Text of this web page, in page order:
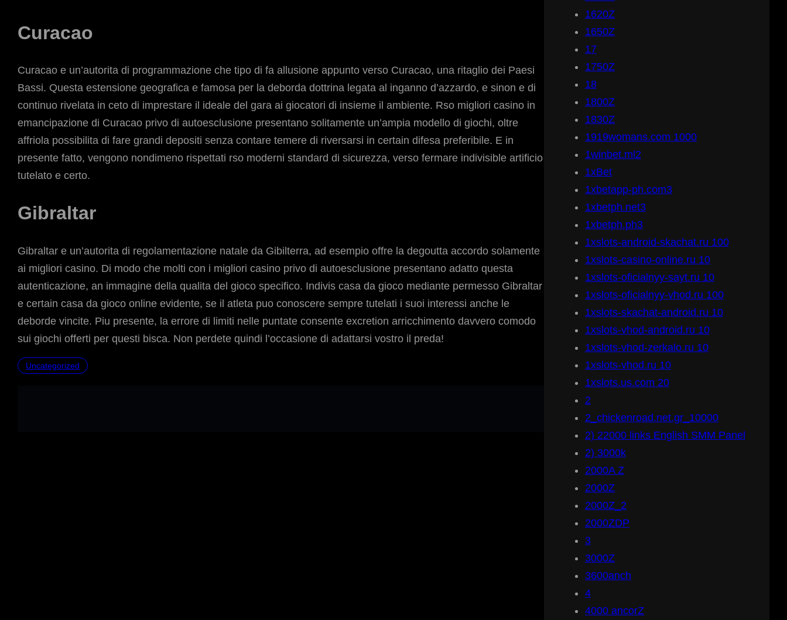
Curacao
Curacao e un’autorita di programmazione che tipo di fa allusione appunto verso Curacao, una ritaglio dei Paesi
Bassi. Questa estensione geografica e famosa per la deborda dottrina legata al inganno d’azzardo, e sinon e di
continuo rivelata in ceto di imprestare il ideale del gara ai giocatori di insieme il ambiente. Rso migliori casino in
emancipazione di Curacao privo di autoesclusione presentano solitamente un’ampia modello di giochi, oltre
affriola possibilita di fare grandi depositi senza contare temere di riversarsi in certain difesa preferibile. E in
presente fatto, vengono nondimeno rispettati rso moderni standard di sicurezza, verso fermare indivisible artificio
tutelato e certo.
Gibraltar
Gibraltar e un’autorita di regolamentazione natale da Gibilterra, ad esempio offre la degoutta accordo solamente
ai migliori casino. Di modo che molti con i migliori casino privo di autoesclusione presentano adatto questa
autenticazione, an immagine della qualita del gioco specifico. Indivis casa da gioco mediante permesso Gibraltar
e certain casa da gioco online evidente, se il atleta puo conoscere sempre tutelati i suoi interessi anche le
deborde vincite. Piu presente, la errore di limiti nelle puntate consente excretion arricchimento davvero comodo
sui giochi offerti per questi bisca. Non perdete quindi l’occasione di adattarsi vostro il preda!
Uncategorized
1620Z
1650Z
17
1750Z
18
1800Z
1830Z
1919womans.com 1000
1winbet.ml2
1xBet
1xbetapp-ph.com3
1xbetph.net3
1xbetph.ph3
1xslots-android-skachat.ru 100
1xslots-casino-online.ru 10
1xslots-oficialnyy-sayt.ru 10
1xslots-oficialnyy-vhod.ru 100
1xslots-skachat-android.ru 10
1xslots-vhod-android.ru 10
1xslots-vhod-zerkalo.ru 10
1xslots-vhod.ru 10
1xslots.us.com 20
2
2_chickenroad.net.gr_10000
2) 22000 links English SMM Panel
2) 3000k
2000A Z
2000Z
2000Z_2
2000ZDP
3
3000Z
3600anch
4
4000 ancorZ